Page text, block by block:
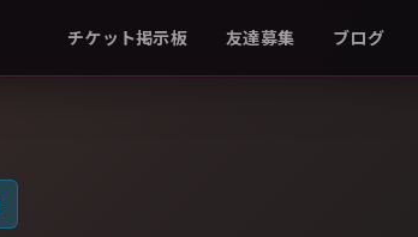
チケット掲示板 友達募集 ブログ